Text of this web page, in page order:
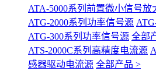
ATA-5000系列前置微小信号放
ATG-2000系列功率信号源
ATG-300系列功率信号源 全部
ATS-2000C系列高精度电流源
感器驱动电流源 全部产品 >